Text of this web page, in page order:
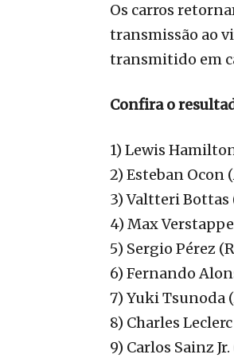
Os carros
transmissão ao
transmitido em
Confira o
1) Lewis
2) Esteban Ocon
3) Valtteri Bottas
4) Max
5) Sergio Pérez
6) Fernando
7) Yuki Tsunoda
8) Charles
9) Carlos Sainz